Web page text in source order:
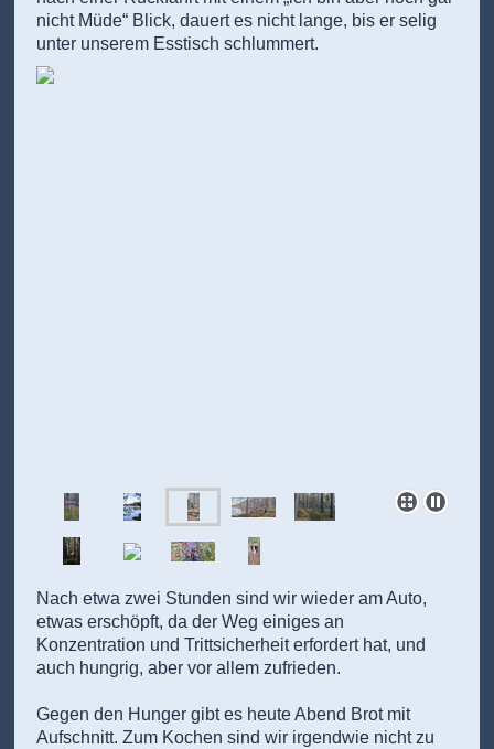
nicht Müde“ Blick, dauert es nicht lange, bis er selig
unter unserem Esstisch schlummert.
Nach etwa zwei Stunden sind wir wieder am Auto,
etwas erschöpft, da der Weg einiges an
Konzentration und Trittsicherheit erfordert hat, und
auch hungrig, aber vor allem zufrieden.
Gegen den Hunger gibt es heute Abend Brot mit
Aufschnitt. Zum Kochen sind wir irgendwie nicht zu